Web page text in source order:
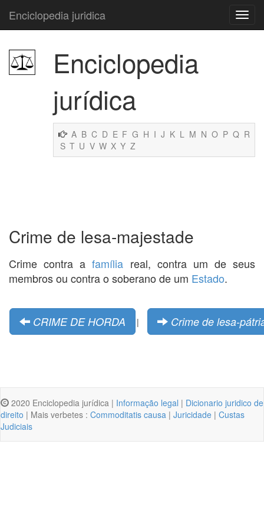
Enciclopedia juridica
Enciclopedia
jurídica
A B C D E F G H I J K L M N O P Q R
S T U V W X Y Z
Crime de lesa-majestade
Crime contra afamília real, contra um de seus
membros ou contra o soberano de um Estado.
CRIME DE HORDA | Crime de lesa-
2020 Enciclopedia jurídica | Informação legal | Dicionario juridico de
direito | Mais verbetes : Commoditatis causa | Juricidade | Custas
Judiciais